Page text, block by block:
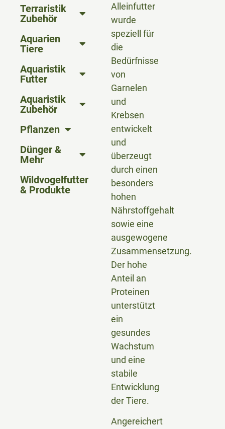
Terraristik
Zubehör
Aquarien
Tiere
Aquaristik
Futter
Aquaristik
Zubehör
Pflanzen
Dünger &
Mehr
Wildvogelfutter
& Produkte
Alleinfutter
wurde
speziell für
die
Bedürfnisse
von
Garnelen
und
Krebsen
entwickelt
und
überzeugt
durch einen
besonders
hohen
Nährstoffgehalt
sowie eine
ausgewogene
Zusammensetzung.
Der hohe
Anteil an
Proteinen
unterstützt
ein
gesundes
Wachstum
und eine
stabile
Entwicklung
der Tiere.
Angereichert